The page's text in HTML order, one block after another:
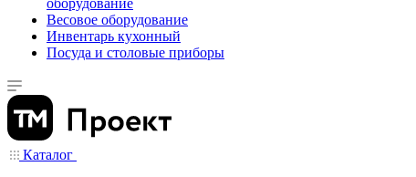
оборудование
Весовое оборудование
Инвентарь кухонный
Посуда и столовые приборы
Каталог